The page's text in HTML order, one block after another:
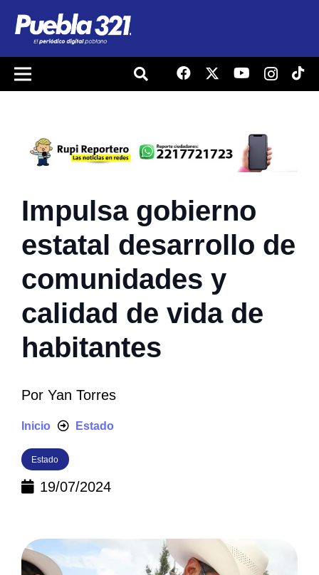
Impulsa gobierno
estatal desarrollo de
comunidades y
calidad de vida de
habitantes
Por Yan Torres
Inicio Estado
Estado
19/07/2024